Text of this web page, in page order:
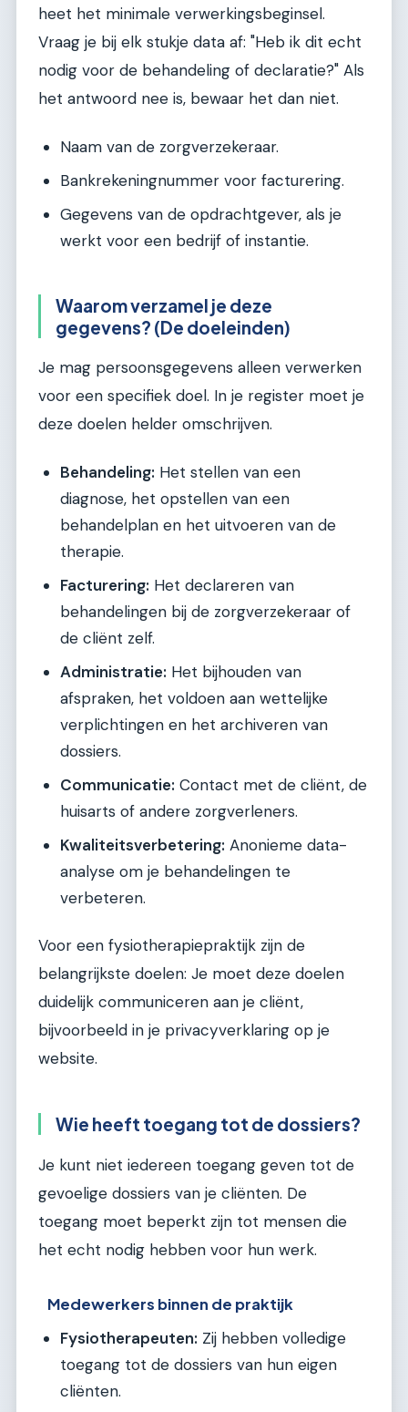
heet het minimale verwerkingsbeginsel.
Vraag je bij elk stukje data af: "Heb ik dit echt
nodig voor de behandeling of declaratie?" Als
het antwoord nee is, bewaar het dan niet.
Naam van de zorgverzekeraar.
Bankrekeningnummer voor facturering.
Gegevens van de opdrachtgever, als je
werkt voor een bedrijf of instantie.
Waarom verzamel je deze
gegevens? (De doeleinden)
Je mag persoonsgegevens alleen verwerken
voor een specifiek doel. In je register moet je
deze doelen helder omschrijven.
Behandeling: Het stellen van een
diagnose, het opstellen van een
behandelplan en het uitvoeren van de
therapie.
Facturering: Het declareren van
behandelingen bij de zorgverzekeraar of
de cliënt zelf.
Administratie: Het bijhouden van
afspraken, het voldoen aan wettelijke
verplichtingen en het archiveren van
dossiers.
Communicatie: Contact met de cliënt, de
huisarts of andere zorgverleners.
Kwaliteitsverbetering: Anonieme data-
analyse om je behandelingen te
verbeteren.
Voor een fysiotherapiepraktijk zijn de
belangrijkste doelen: Je moet deze doelen
duidelijk communiceren aan je cliënt,
bijvoorbeeld in je privacyverklaring op je
website.
Wie heeft toegang tot de dossiers?
Je kunt niet iedereen toegang geven tot de
gevoelige dossiers van je cliënten. De
toegang moet beperkt zijn tot mensen die
het echt nodig hebben voor hun werk.
Medewerkers binnen de praktijk
Fysiotherapeuten: Zij hebben volledige
toegang tot de dossiers van hun eigen
cliënten.